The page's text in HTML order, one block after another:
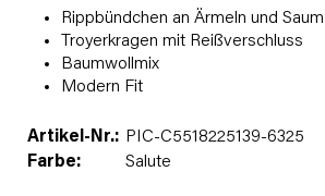
Rippbündchen an Ärmeln und Saum
Troyerkragen mit Reißverschluss
Baumwollmix
Modern Fit
Artikel-Nr.: PIC-C5518225139-6325
Farbe:
Salute